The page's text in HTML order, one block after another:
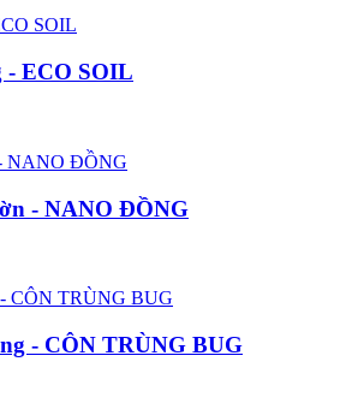
- ECO SOIL
- NANO ĐỒNG
- CÔN TRÙNG BUG